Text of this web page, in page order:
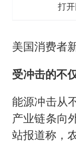
打
美国消费者
受冲击的不
能源冲击从
产业链条向
站报道称，